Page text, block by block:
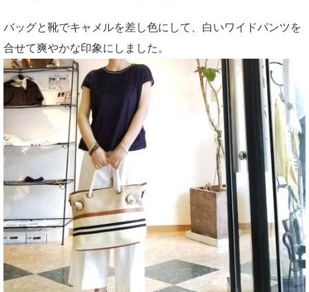
バッグと靴でキャメルを差し色にして、白いワイドパンツを
合せて爽やかな印象にしました。